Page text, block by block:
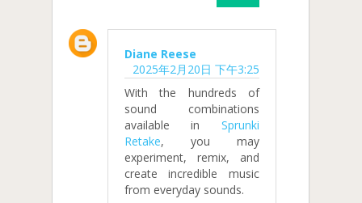
Diane Reese
2025年2月20日 下午3:25
With the hundreds of
sound combinations
available in Sprunki
Retake, you may
experiment, remix, and
create incredible music
from everyday sounds.